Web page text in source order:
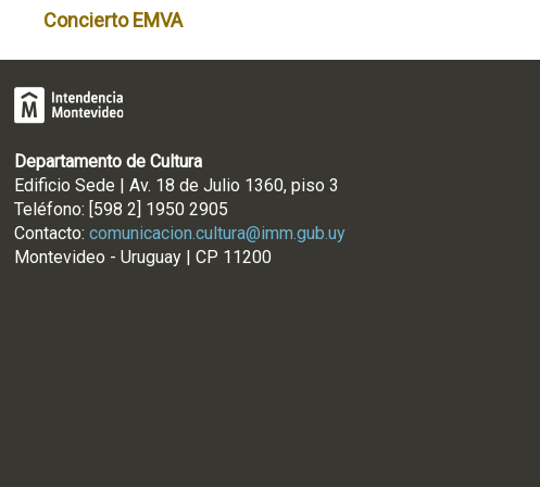
Concierto EMVA
Departamento de Cultura
Edificio Sede | Av. 18 de Julio 1360, piso 3
Teléfono: [598 2] 1950 2905
Contacto: comunicacion.cultura@imm.gub.uy
Montevideo - Uruguay | CP 11200